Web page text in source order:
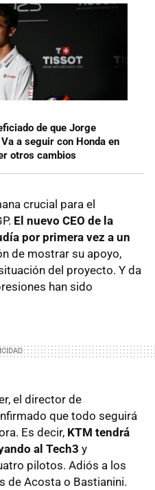
de que Jorge
a seguir con Honda en
otros cambios
crucial para el
El nuevo CEO de la
por primera vez a un
de mostrar su apoyo,
del proyecto. Y da
han sido
el director de
que todo seguirá
Es decir, KTM tendrá
al Tech3 y
pilotos. Adiós a los
de Acosta o Bastianini.